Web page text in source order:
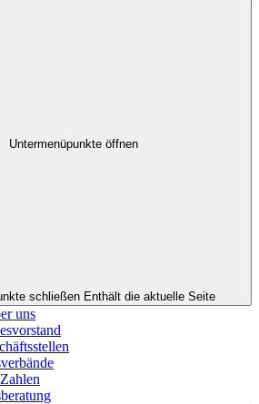
Untermenüpunkte öffnen
schließen Enthält die aktuelle Seite
uns